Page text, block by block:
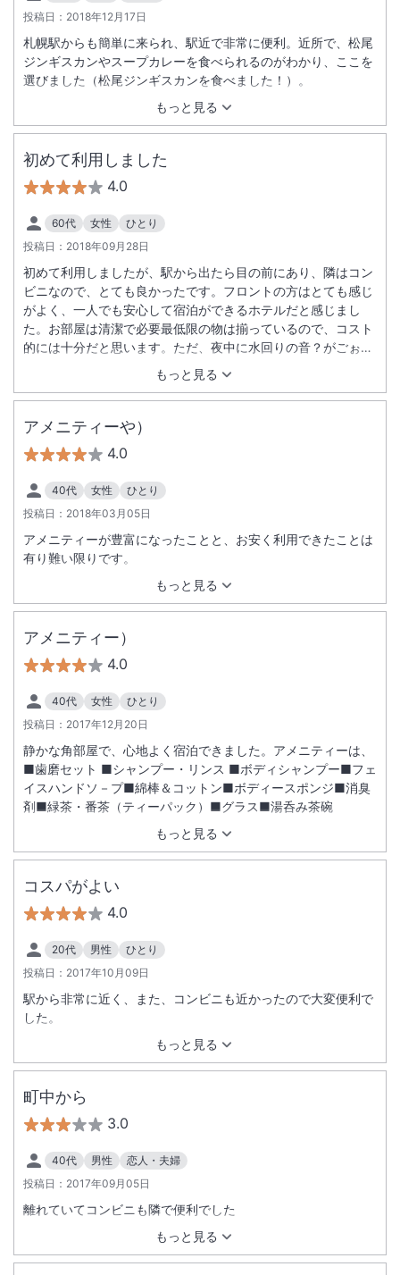
投稿日： 2018年12月17日
もっと見る
札幌駅からも簡単に来られ、駅近で非常に便利。近所で、松尾
ジンギスカンやスープカレーを食べられるのがわかり、ここを
選びました（松尾ジンギスカンを食べました！）。
初めて利用しました
4.0
60代 女性
ひとり
投稿日： 2018年09月28日
もっと見る
初めて利用しましたが、駅から出たら目の前にあり、隣はコン
ビニなので、とても良かったです。フロントの方はとても感じ
がよく、一人でも安心して宿泊ができるホテルだと感じまし
た。お部屋は清潔で必要最低限の物は揃っているので、コスト
的には十分だと思います。ただ、夜中に水回りの音？がごぉー
っと聞こえたので私がお風呂に入ったりトイレを使った時に隣
の部屋に同じように聞こえていたのかしら？と少し気になりま
した。また利用させて頂きたいと思います。
アメニティーや）
4.0
40代 女性
ひとり
投稿日： 2018年03月05日
もっと見る
アメニティーが豊富になったことと、お安く利用できたことは
有り難い限りです。
アメニティー）
4.0
40代 女性
ひとり
投稿日： 2017年12月20日
もっと見る
静かな角部屋で、心地よく宿泊できました。アメニティーは、
■歯磨セット ■シャンプー・リンス ■ボディシャンプー■フェ
イスハンドソ－プ■綿棒＆コットン■ボディースポンジ■消臭
剤■緑茶・番茶（ティーパック）■グラス■湯呑み茶碗
コスパがよい
4.0
20代 男性
ひとり
投稿日： 2017年10月09日
もっと見る
駅から非常に近く、また、コンビニも近かったので大変便利で
した。
町中から
3.0
40代 男性
恋人・夫婦
投稿日： 2017年09月05日
もっと見る
離れていてコンビニも隣で便利でした